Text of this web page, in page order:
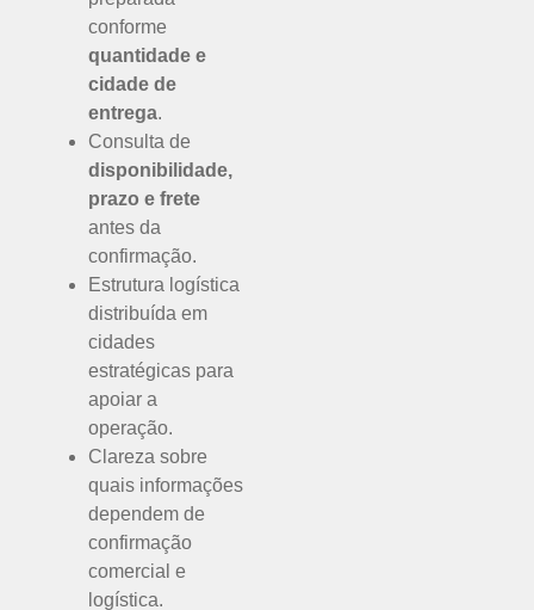
conforme
quantidade e
cidade de
entrega.
Consulta de
disponibilidade,
prazo e frete
antes da
confirmação.
Estrutura logística
distribuída em
cidades
estratégicas para
apoiar a
operação.
Clareza sobre
quais informações
dependem de
confirmação
comercial e
logística.